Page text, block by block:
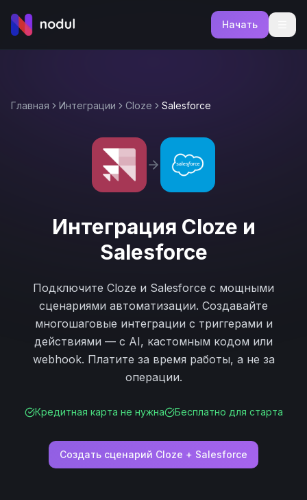
Начать
Главная Интеграции Cloze Salesforce
Интеграция Cloze и
Salesforce
Подключите Cloze и Salesforce с мощными
сценариями автоматизации. Создавайте
многошаговые интеграции с триггерами и
действиями — с AI, кастомным кодом или
webhook. Платите за время работы, а не за
операции.
Кредитная карта не нужна Бесплатно для старта
Создать сценарий Cloze + Salesforce